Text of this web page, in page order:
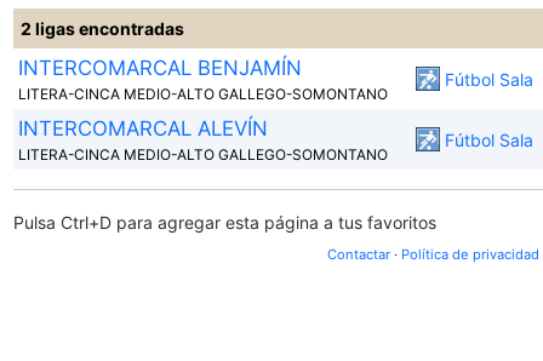
2 ligas encontradas
INTERCOMARCAL BENJAMÍN
LITERA-CINCA MEDIO-ALTO GALLEGO-SOMONTANO
Fútbol Sala
INTERCOMARCAL ALEVÍN
LITERA-CINCA MEDIO-ALTO GALLEGO-SOMONTANO
Fútbol Sala
Pulsa Ctrl+D para agregar esta página a tus favoritos
Contactar · Política de privacidad